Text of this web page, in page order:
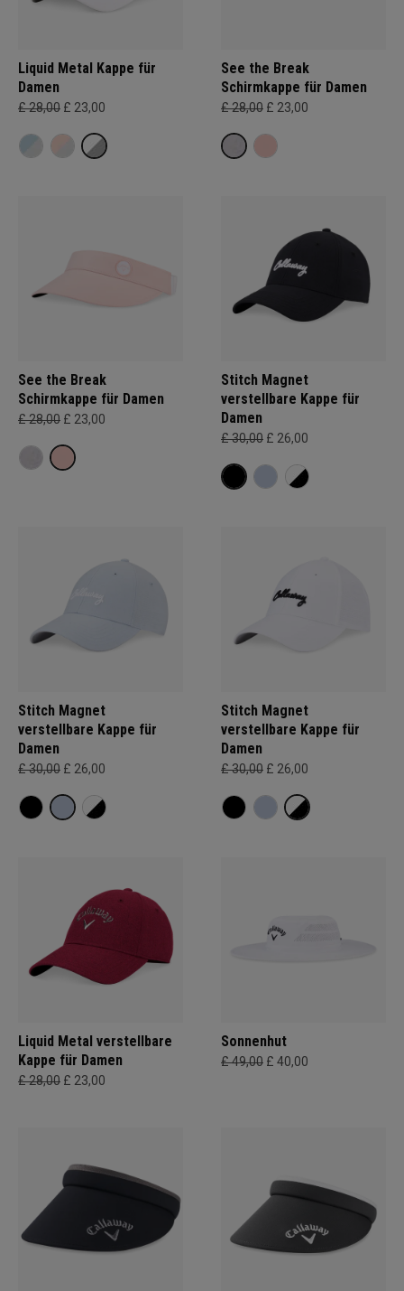
Liquid Metal Kappe für
Damen
£ 28,00 £ 23,00
See the Break
Schirmkappe für Damen
£ 28,00 £ 23,00
See the Break
Schirmkappe für Damen
£ 28,00 £ 23,00
Stitch Magnet
verstellbare Kappe für
Damen
£ 30,00 £ 26,00
Stitch Magnet
verstellbare Kappe für
Damen
£ 30,00 £ 26,00
Stitch Magnet
verstellbare Kappe für
Damen
£ 30,00 £ 26,00
Liquid Metal verstellbare
Kappe für Damen
£ 28,00 £ 23,00
Sonnenhut
£ 49,00 £ 40,00